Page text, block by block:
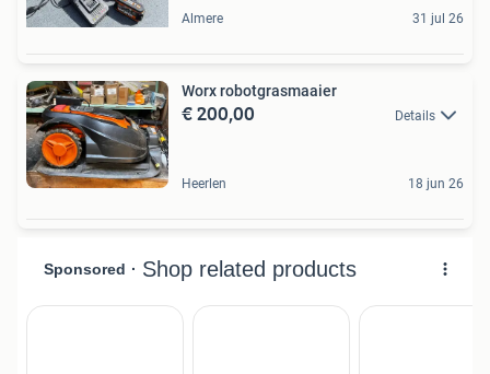
Almere 31 jul 26
Worx robotgrasmaaier
€ 200,00 Details
Heerlen 18 jun 26